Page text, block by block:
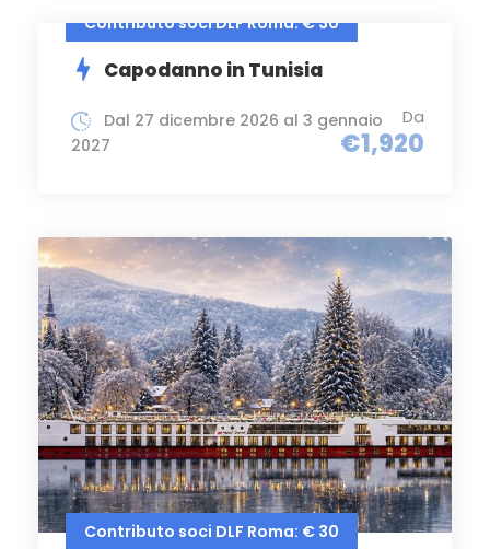
Contributo soci DLF Roma: € 30
Capodanno in Tunisia
Da
€1,920
Dal 27 dicembre 2026 al 3 gennaio
2027
Contributo soci DLF Roma: € 30